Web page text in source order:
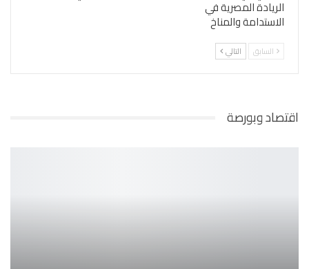
الريادة المصرية في
الاستدامة والمناخ
السابق التالي
اقتصاد وبورصة